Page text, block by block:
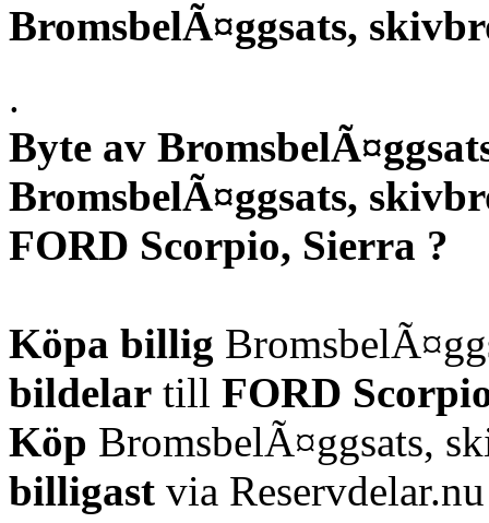
BromsbelÃ¤ggsats,
.
Byte av
BromsbelÃ¤ggsats,
FORD Scorpio, Sierra ?
Köpa billig
bildelar till FORD
Köp BromsbelÃ¤ggsats,
billigast via